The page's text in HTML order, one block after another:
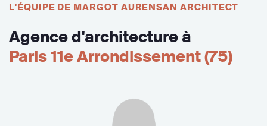
L'ÉQUIPE DE MARGOT AURENSAN ARCHITECT
Agence d'architecture à
Paris 11e Arrondissement (75)